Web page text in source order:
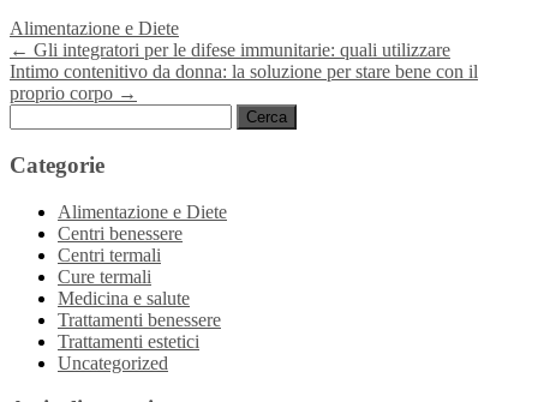
Alimentazione e Diete
Navigazione
articoli
← Gli integratori per le difese immunitarie: quali utilizzare
Intimo contenitivo da donna: la soluzione per stare bene con il
proprio corpo →
per:
Categorie
Alimentazione e Diete
Centri benessere
Centri termali
Cure termali
Medicina e salute
Trattamenti benessere
Trattamenti estetici
Uncategorized